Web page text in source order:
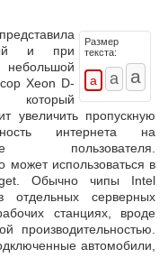
Размер
текста:
и при
Xeon D-
который
увеличить пропускную
интернета на
пользователя.
может использоваться в
Обычно чипы Intel
отдельных серверных
станциях, вроде
производительностью.
автомобили,